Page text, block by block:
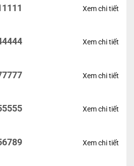
Xem chi tiết
Xem chi tiết
Xem chi tiết
Xem chi tiết
Xem chi tiết